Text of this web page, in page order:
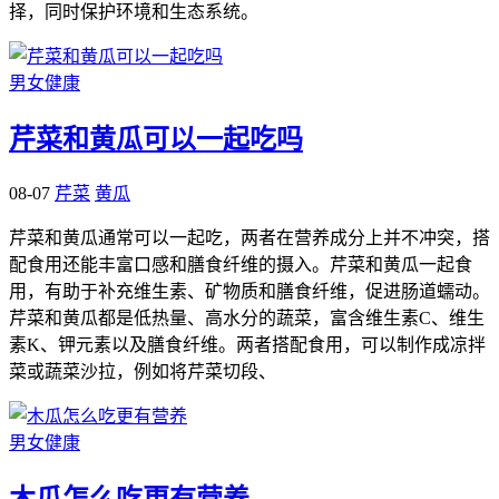
择，同时保护环境和生态系统。
男女健康
芹菜和黄瓜可以一起吃吗
08-07 芹菜 黄瓜
芹菜和黄瓜通常可以一起吃，两者在营养成分上并不冲突，搭
配食用还能丰富口感和膳食纤维的摄入。芹菜和黄瓜一起食
用，有助于补充维生素、矿物质和膳食纤维，促进肠道蠕动。
芹菜和黄瓜都是低热量、高水分的蔬菜，富含维生素C、维生
素K、钾元素以及膳食纤维。两者搭配食用，可以制作成凉拌
菜或蔬菜沙拉，例如将芹菜切段、
男女健康